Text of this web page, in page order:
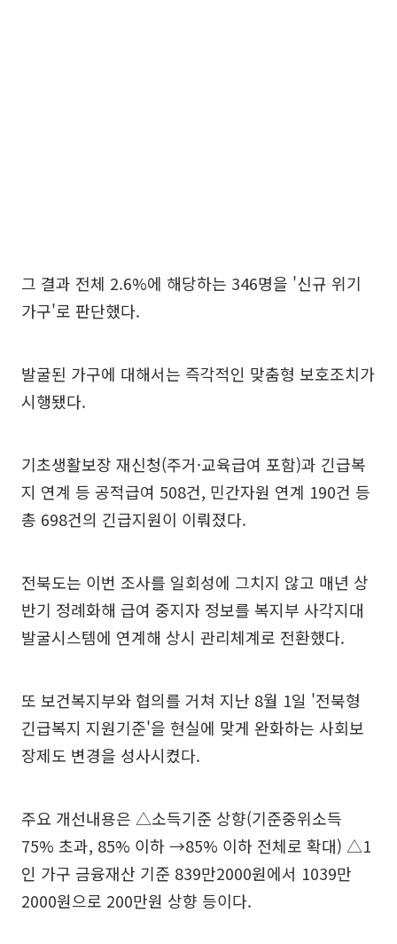
그 결과 전체 2.6%에 해당하는 346명을 '신규 위기
가구'로 판단했다.
발굴된 가구에 대해서는 즉각적인 맞춤형 보호조치가
시행됐다.
기초생활보장 재신청(주거·교육급여 포함)과 긴급복
지 연계 등 공적급여 508건, 민간자원 연계 190건 등
총 698건의 긴급지원이 이뤄졌다.
전북도는 이번 조사를 일회성에 그치지 않고 매년 상
반기 정례화해 급여 중지자 정보를 복지부 사각지대
발굴시스템에 연계해 상시 관리체계로 전환했다.
또 보건복지부와 협의를 거쳐 지난 8월 1일 '전북형
긴급복지 지원기준'을 현실에 맞게 완화하는 사회보
장제도 변경을 성사시켰다.
주요 개선내용은 △소득기준 상향(기준중위소득
75% 초과, 85% 이하 →85% 이하 전체로 확대) △1
인 가구 금융재산 기준 839만2000원에서 1039만
2000원으로 200만원 상향 등이다.